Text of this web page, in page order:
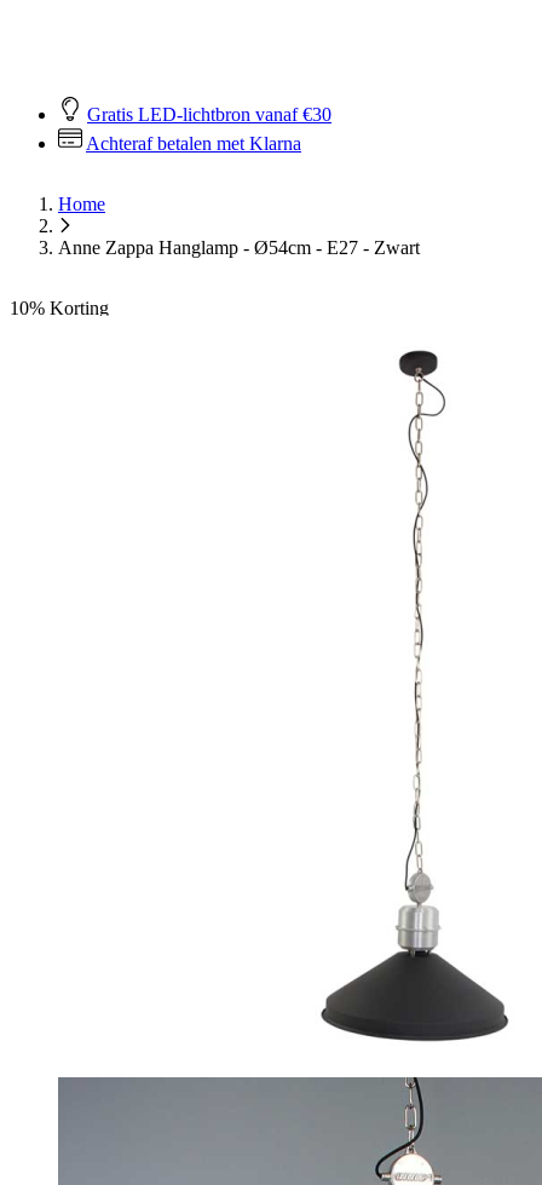
Gratis LED-lichtbron vanaf €30
Achteraf betalen met Klarna
Home
Anne Zappa Hanglamp - Ø54cm - E27 - Zwart
10% Korting